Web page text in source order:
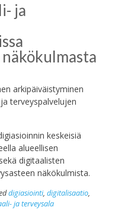
ja
arkipäiväistyminen
terveyspalvelujen
keskeisiä
alueellisen
digitaalisten
näkökulmista.
digiasiointi, digitalisaatio,
ja terveysala